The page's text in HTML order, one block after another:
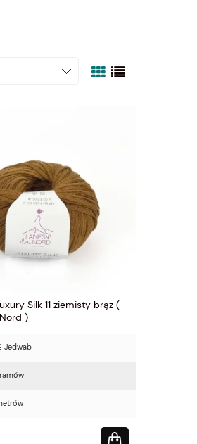
Silk 11 ziemisty brąz (
)
Jedwab